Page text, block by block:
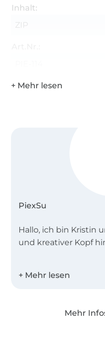
Inhalt:
ZIP
PiexSu
Hallo, ich bin Kristin
und kreativer Kopf
2016 designe ich
Abständen findest
Mehr